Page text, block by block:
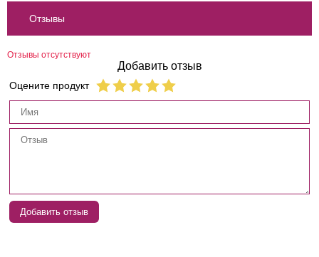
Отзывы
Отзывы отсутствуют
Добавить отзыв
Оцените продукт
Добавить отзыв